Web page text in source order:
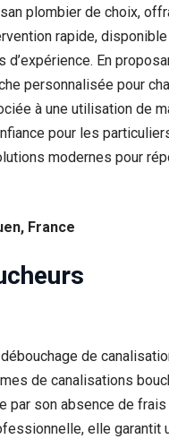
plombier de choix,
rapide,
En
personnalisée pour
à une utilisation de
pour les
modernes pour
France
de
de canalisations
par son absence de
elle